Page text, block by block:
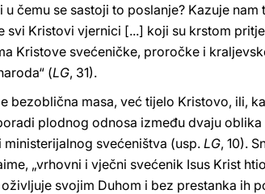
čemu se sastoji to poslanje? Kazuje
svi Kristovi vjernici [...] koji su krstom
Kristove svećeničke, proročke i
(LG, 31).
bezoblična masa, već tijelo Kristovo, ili,
plodnog odnosa između dvaju
svećeništva (usp. LG, 10).
„vrhovni i vječni svećenik Isus Krist
svojim Duhom i bez prestanka ih